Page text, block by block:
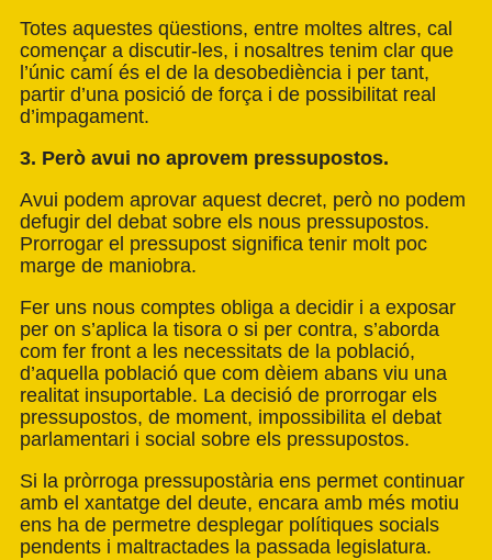
Totes aquestes qüestions, entre moltes altres, cal
començar a discutir-les, i nosaltres tenim clar que
l’únic camí és el de la desobediència i per tant,
partir d’una posició de força i de possibilitat real
d’impagament.
3. Però avui no aprovem pressupostos.
Avui podem aprovar aquest decret, però no podem
defugir del debat sobre els nous pressupostos.
Prorrogar el pressupost significa tenir molt poc
marge de maniobra.
Fer uns nous comptes obliga a decidir i a exposar
per on s’aplica la tisora o si per contra, s’aborda
com fer front a les necessitats de la població,
d’aquella població que com dèiem abans viu una
realitat insuportable. La decisió de prorrogar els
pressupostos, de moment, impossibilita el debat
parlamentari i social sobre els pressupostos.
Si la pròrroga pressupostària ens permet continuar
amb el xantatge del deute, encara amb més motiu
ens ha de permetre desplegar polítiques socials
pendents i maltractades la passada legislatura.